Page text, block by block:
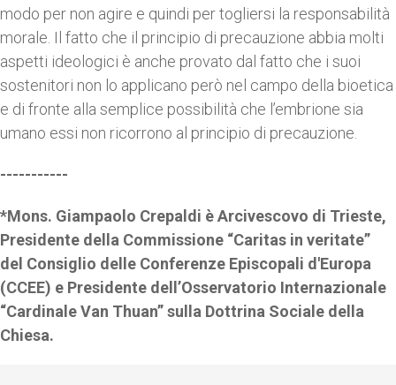
modo per non agire e quindi per togliersi la responsabilità
morale. Il fatto che il principio di precauzione abbia molti
aspetti ideologici è anche provato dal fatto che i suoi
sostenitori non lo applicano però nel campo della bioetica
e di fronte alla semplice possibilità che l’embrione sia
umano essi non ricorrono al principio di precauzione.
-----------
*Mons. Giampaolo Crepaldi è Arcivescovo di Trieste,
Presidente della Commissione “Caritas in veritate”
del Consiglio delle Conferenze Episcopali d'Europa
(CCEE) e Presidente dell’Osservatorio Internazionale
“Cardinale Van Thuan” sulla Dottrina Sociale della
Chiesa.